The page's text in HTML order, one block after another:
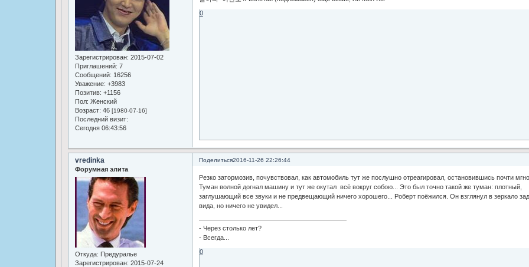
Зарегистрирован: 2015-07-02
Приглашений: 7
Сообщений: 16256
Уважение: +3983
Позитив: +1156
Пол: Женский
Возраст: 46 [1980-07-16]
Последний визит:
Сегодня 06:43:56
0
Поделиться2016-11-26 22:26:44
vredinka
Форумная элита
Откуда: Предуралье
Зарегистрирован: 2015-07-24
Резко затормозив, почувствовал, как автомобиль тут же послушно отреагировал, остановившись почти
Туман волной догнал машину и тут же окутал всё вокруг собою... Это был точно такой же туман: плотный,
заглушающий все звуки и не предвещающий ничего хорошего... Роберт поёжился. Он взглянул в зеркало
вида, но ничего не увидел...
- Через столько лет?
- Всегда...
0